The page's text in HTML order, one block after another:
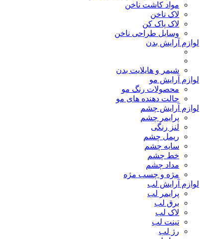
مواد کاشت ناخن
لاک ناخن
لاک پاک کن
وسایل طراحی ناخن
لوازم آرایش بدن
شیمر و هایلایت بدن
لوازم آرایش مو
محصولات رنگ مو
حالت دهنده های مو
لوازم آرایش چشم
پرایمر چشم
لنز رنگی
ریمل چشم
سایه چشم
خط چشم
مداد چشم
مژه و چسب مژه
لوازم آرایش لب
پرایمر لب
برق لب
لاک لب
تینت لب
رژ لب